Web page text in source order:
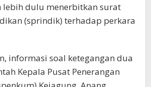
lebih dulu menerbitkan surat
(sprindik) terhadap perkara
informasi soal ketegangan dua
Kepala Pusat Penerangan